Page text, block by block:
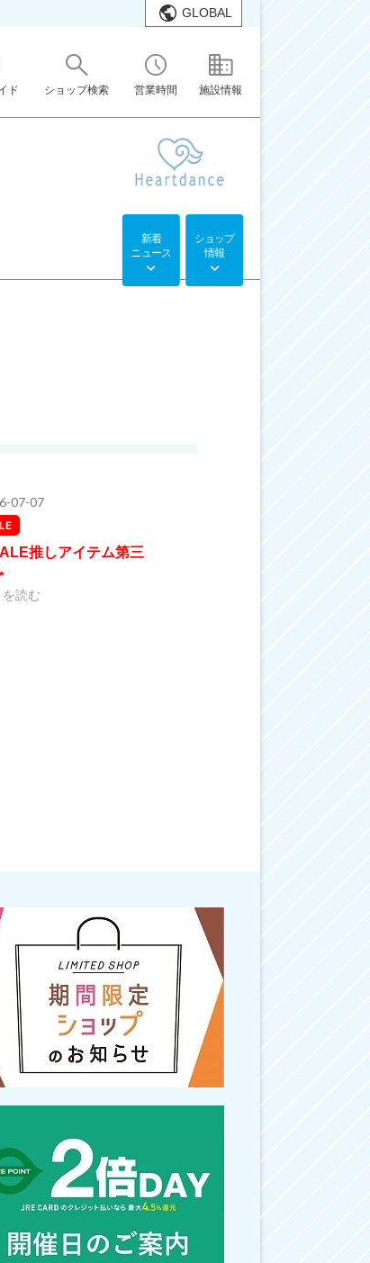
GLOBAL
ド ショップ検索 営業時間 施設情報
新着
ニュース
ショップ
情報
07-07
推しアイテム第三
読む